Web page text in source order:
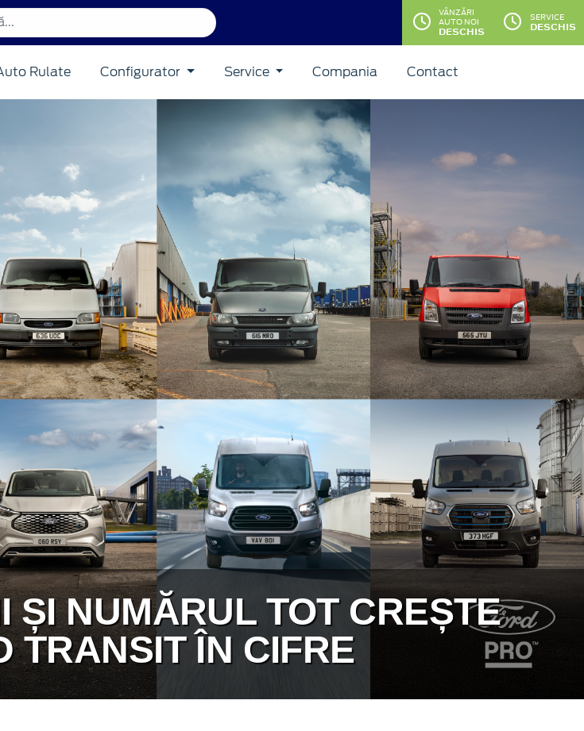
VÂNZĂRI
AUTO NOI
DESCHIS
SERVICE
DESCHIS
Rulate Configurator Service Compania Contact
ȘI NUMĂRUL TOT CREȘTE
TRANSIT ÎN CIFRE